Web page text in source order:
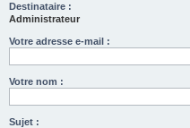
Destinataire :
Administrateur
Votre adresse e-mail :
Votre nom :
Sujet :